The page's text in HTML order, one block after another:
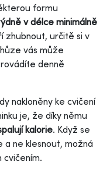
formu
v délce minimálně
zhubnout, určitě si v
vás může
denně
nakloněny ke cvičení
je, že díky němu
kalorie. Když se
ne klesnout, možná
cvičením.